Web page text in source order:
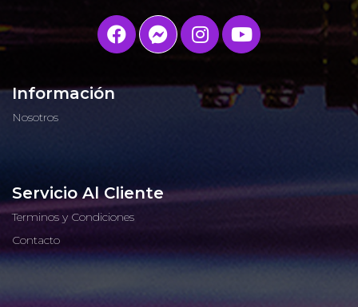
Información
Nosotros
Servicio Al Cliente
Terminos y Condiciones
Contacto